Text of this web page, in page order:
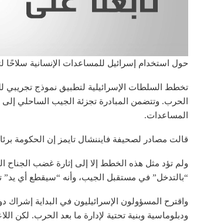
حول استخدام إسرائيل للمساعدات الإنسانية سلاحًا
تخطط السلطات الإسرائيلية لتطبيق نموذج تجريبي
الحرب. وتتضمن المبادرة تجزئة الجيب الساحلي
المساعدات.
قالت مصادر لصحيفة فايننشال تايمز إن الحكومة
ولم تؤد مثل هذه الخطط إلا إلى إثارة غضب
“بالتدخل” في مستقبل الجيب، وأنه “سيقطع أي
واقترح المسؤولون الإسرائيليون في البداية إشراك
ودبلوماسية وبنية تحتية لإدارة ما بعد الحرب. لكن